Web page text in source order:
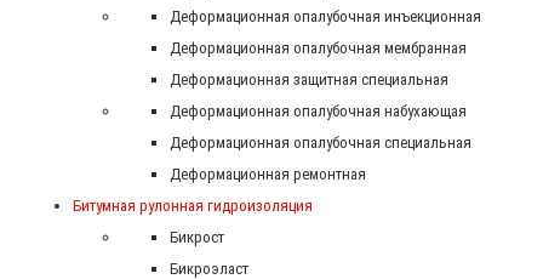
Деформационная опалубочная инъекционная
Деформационная опалубочная мембранная
Деформационная защитная специальная
Деформационная опалубочная набухающая
Деформационная опалубочная специальная
Деформационная ремонтная
Битумная рулонная гидроизоляция
Бикрост
Бикроэласт